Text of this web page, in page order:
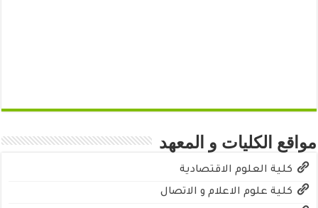
مواقع الكليات و المعهد
كلية العلوم الاقتصادية
كلية علوم الاعلام و الاتصال